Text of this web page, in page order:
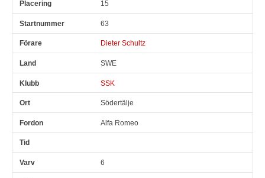
15
63
Dieter Schultz
SWE
SSK
Södertälje
Alfa Romeo
6